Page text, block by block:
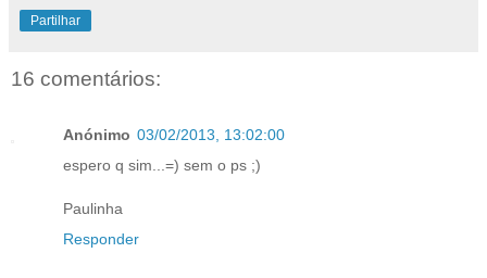
Partilhar
16 comentários:
Anónimo 03/02/2013, 13:02:00
espero q sim...=) sem o ps ;)
Paulinha
Responder